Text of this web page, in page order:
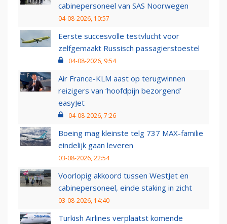
cabinepersoneel van SAS Noorwegen
04-08-2026, 10:57
Eerste succesvolle testvlucht voor
zelfgemaakt Russisch passagierstoestel
04-08-2026, 9:54
Air France-KLM aast op terugwinnen
reizigers van ‘hoofdpijn bezorgend’
easyJet
04-08-2026, 7:26
Boeing mag kleinste telg 737 MAX-familie
eindelijk gaan leveren
03-08-2026, 22:54
Voorlopig akkoord tussen WestJet en
cabinepersoneel, einde staking in zicht
03-08-2026, 14:40
Turkish Airlines verplaatst komende